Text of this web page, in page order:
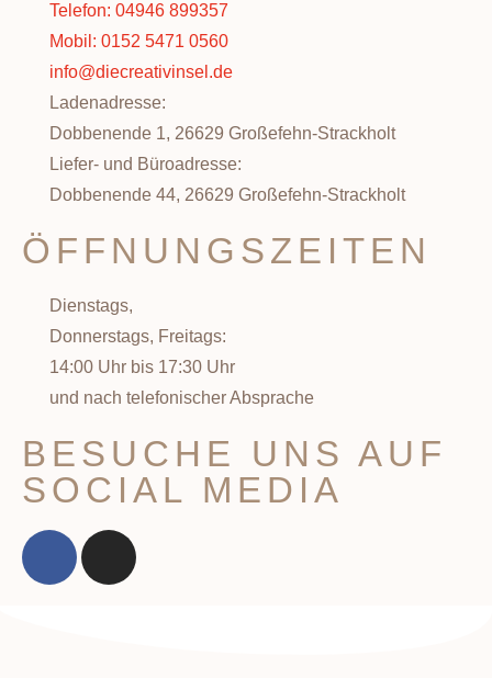
Telefon: 04946 899357
Mobil: 0152 5471 0560
info@diecreativinsel.de
Ladenadresse:
Dobbenende 1, 26629 Großefehn-Strackholt
Liefer- und Büroadresse:
Dobbenende 44, 26629 Großefehn-Strackholt
ÖFFNUNGSZEITEN
Dienstags,
Donnerstags, Freitags:
14:00 Uhr bis 17:30 Uhr
und nach telefonischer Absprache
BESUCHE UNS AUF
SOCIAL MEDIA